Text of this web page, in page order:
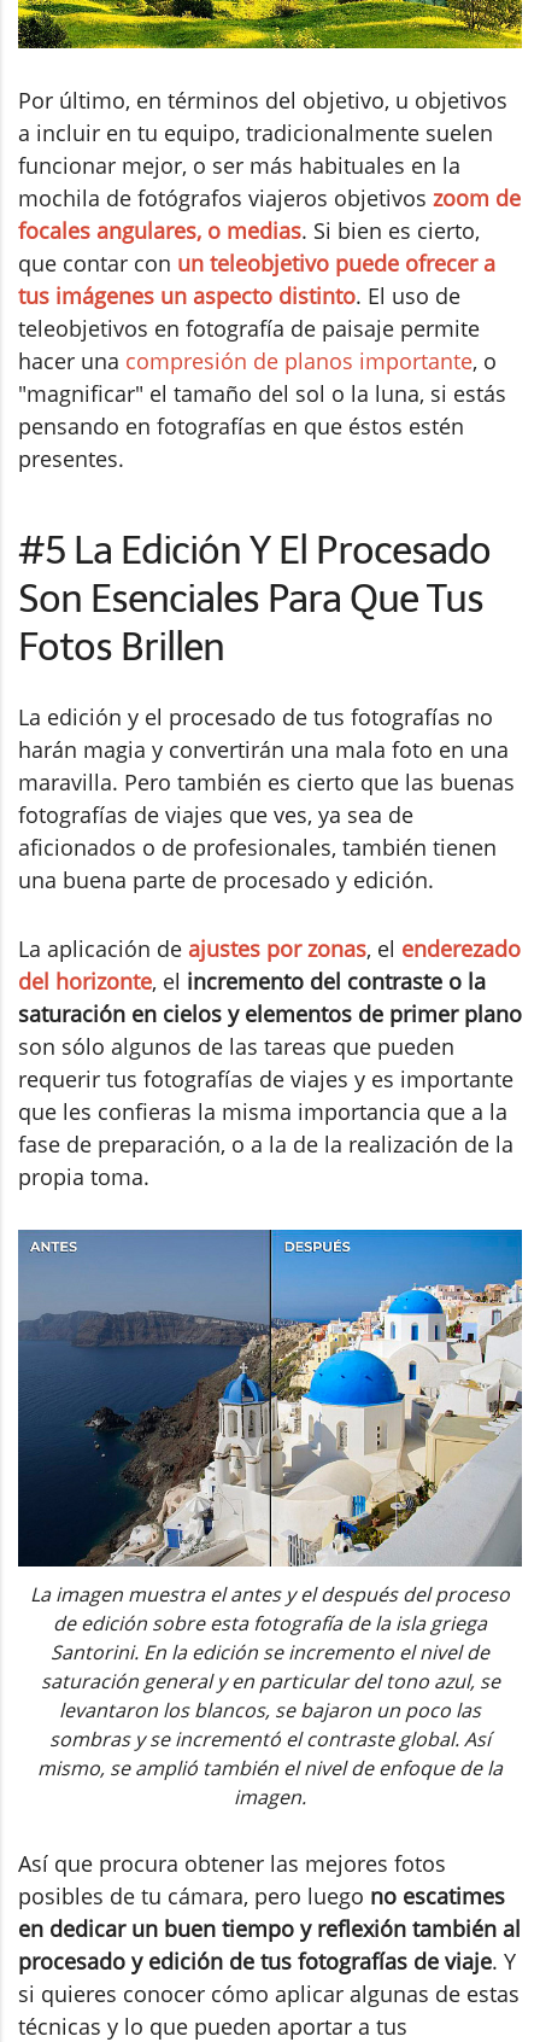
Por último, en términos del objetivo, u objetivos
a incluir en tu equipo, tradicionalmente suelen
funcionar mejor, o ser más habituales en la
mochila de fotógrafos viajeros objetivos zoom de
focales angulares, o medias. Si bien es cierto,
que contar con un teleobjetivo puede ofrecer a
tus imágenes un aspecto distinto. El uso de
teleobjetivos en fotografía de paisaje permite
hacer una compresión de planos importante, o
"magnificar" el tamaño del sol o la luna, si estás
pensando en fotografías en que éstos estén
presentes.
#5 La Edición Y El Procesado
Son Esenciales Para Que Tus
Fotos Brillen
La edición y el procesado de tus fotografías no
harán magia y convertirán una mala foto en una
maravilla. Pero también es cierto que las buenas
fotografías de viajes que ves, ya sea de
aficionados o de profesionales, también tienen
una buena parte de procesado y edición.
La aplicación de ajustes por zonas, el enderezado
del horizonte, el incremento del contraste o la
saturación en cielos y elementos de primer plano
son sólo algunos de las tareas que pueden
requerir tus fotografías de viajes y es importante
que les confieras la misma importancia que a la
fase de preparación, o a la de la realización de la
propia toma.
La imagen muestra el antes y el después del proceso
de edición sobre esta fotografía de la isla griega
Santorini. En la edición se incremento el nivel de
saturación general y en particular del tono azul, se
levantaron los blancos, se bajaron un poco las
sombras y se incrementó el contraste global. Así
mismo, se amplió también el nivel de enfoque de la
imagen.
Así que procura obtener las mejores fotos
posibles de tu cámara, pero luego no escatimes
en dedicar un buen tiempo y reflexión también al
procesado y edición de tus fotografías de viaje. Y
si quieres conocer cómo aplicar algunas de estas
técnicas y lo que pueden aportar a tus